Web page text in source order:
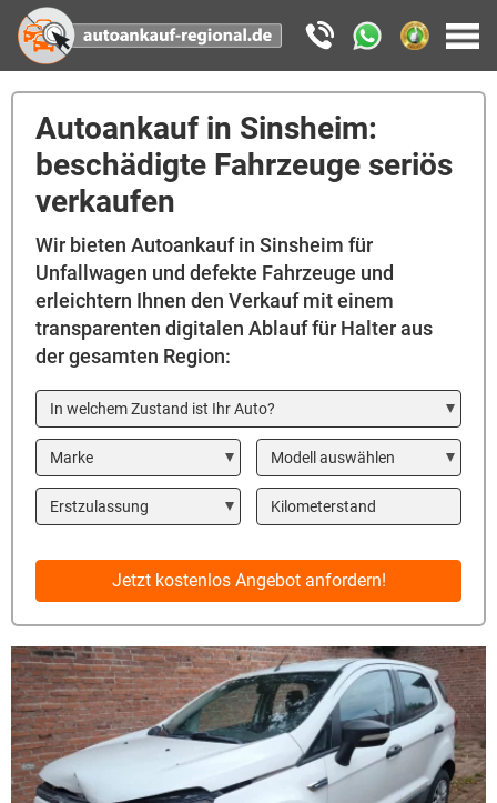
Autoankauf in Sinsheim:
beschädigte Fahrzeuge seriös
verkaufen
Wir bieten Autoankauf in Sinsheim für
Unfallwagen und defekte Fahrzeuge und
erleichtern Ihnen den Verkauf mit einem
transparenten digitalen Ablauf für Halter aus
der gesamten Region:
In welchem Zustand ist Ihr Auto?
Marke Modell
Year Kilometerstand
Jetzt kostenlos Angebot anfordern!